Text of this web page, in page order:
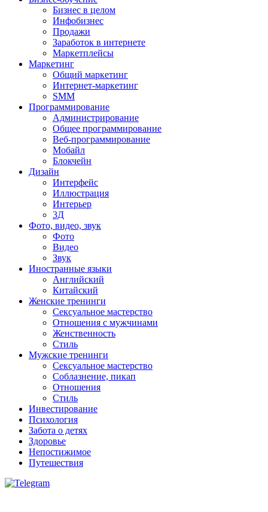
Бизнес в целом
Инфобизнес
Продажи
Заработок в интернете
Маркетплейсы
Маркетинг
Общий маркетинг
Интернет-маркетинг
SMM
Программирование
Администрирование
Общее программирование
Веб-программирование
Мобайл
Блокчейн
Дизайн
Интерфейс
Иллюстрация
Интерьер
3Д
Фото, видео, звук
Фото
Видео
Звук
Иностранные языки
Английский
Китайский
Женские тренинги
Сексуальное мастерство
Отношения с мужчинами
Женственность
Стиль
Мужские тренинги
Сексуальное мастерство
Соблазнение, пикап
Отношения
Стиль
Инвестирование
Психология
Забота о детях
Здоровье
Непостижимое
Путешествия